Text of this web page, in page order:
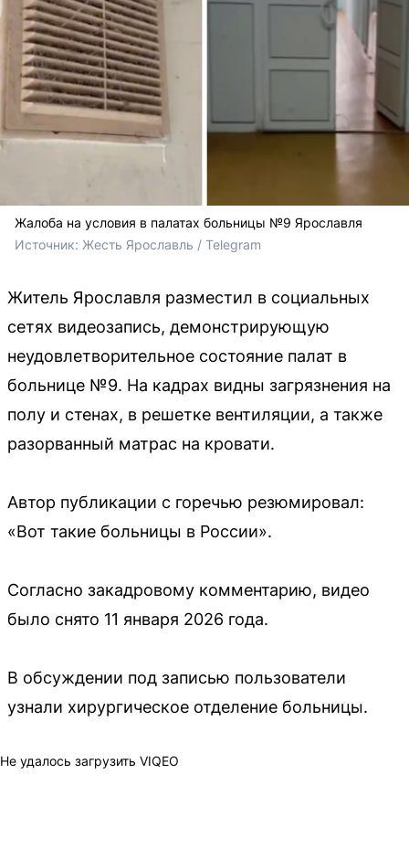
Жалоба на условия в палатах больницы №9 Ярославля
Источник: Жесть Ярославль / Telegram
Житель Ярославля разместил в социальных
сетях видеозапись, демонстрирующую
неудовлетворительное состояние палат в
больнице №9. На кадрах видны загрязнения на
полу и стенах, в решетке вентиляции, а также
разорванный матрас на кровати.
Автор публикации с горечью резюмировал:
«Вот такие больницы в России».
Согласно закадровому комментарию, видео
было снято 11 января 2026 года.
В обсуждении под записью пользователи
узнали хирургическое отделение больницы.
Не удалось загрузить VIQEO